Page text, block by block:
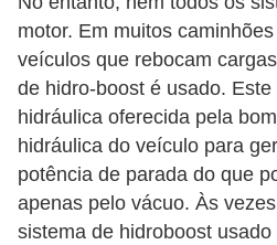
motor. Em muitos
veículos que rebocam
de hidro-boost é usado.
hidráulica oferecida pela
hidráulica do veículo para
potência de parada do que
apenas pelo vácuo. Às
sistema de hidroboost
v
a
s
L
e
i
s